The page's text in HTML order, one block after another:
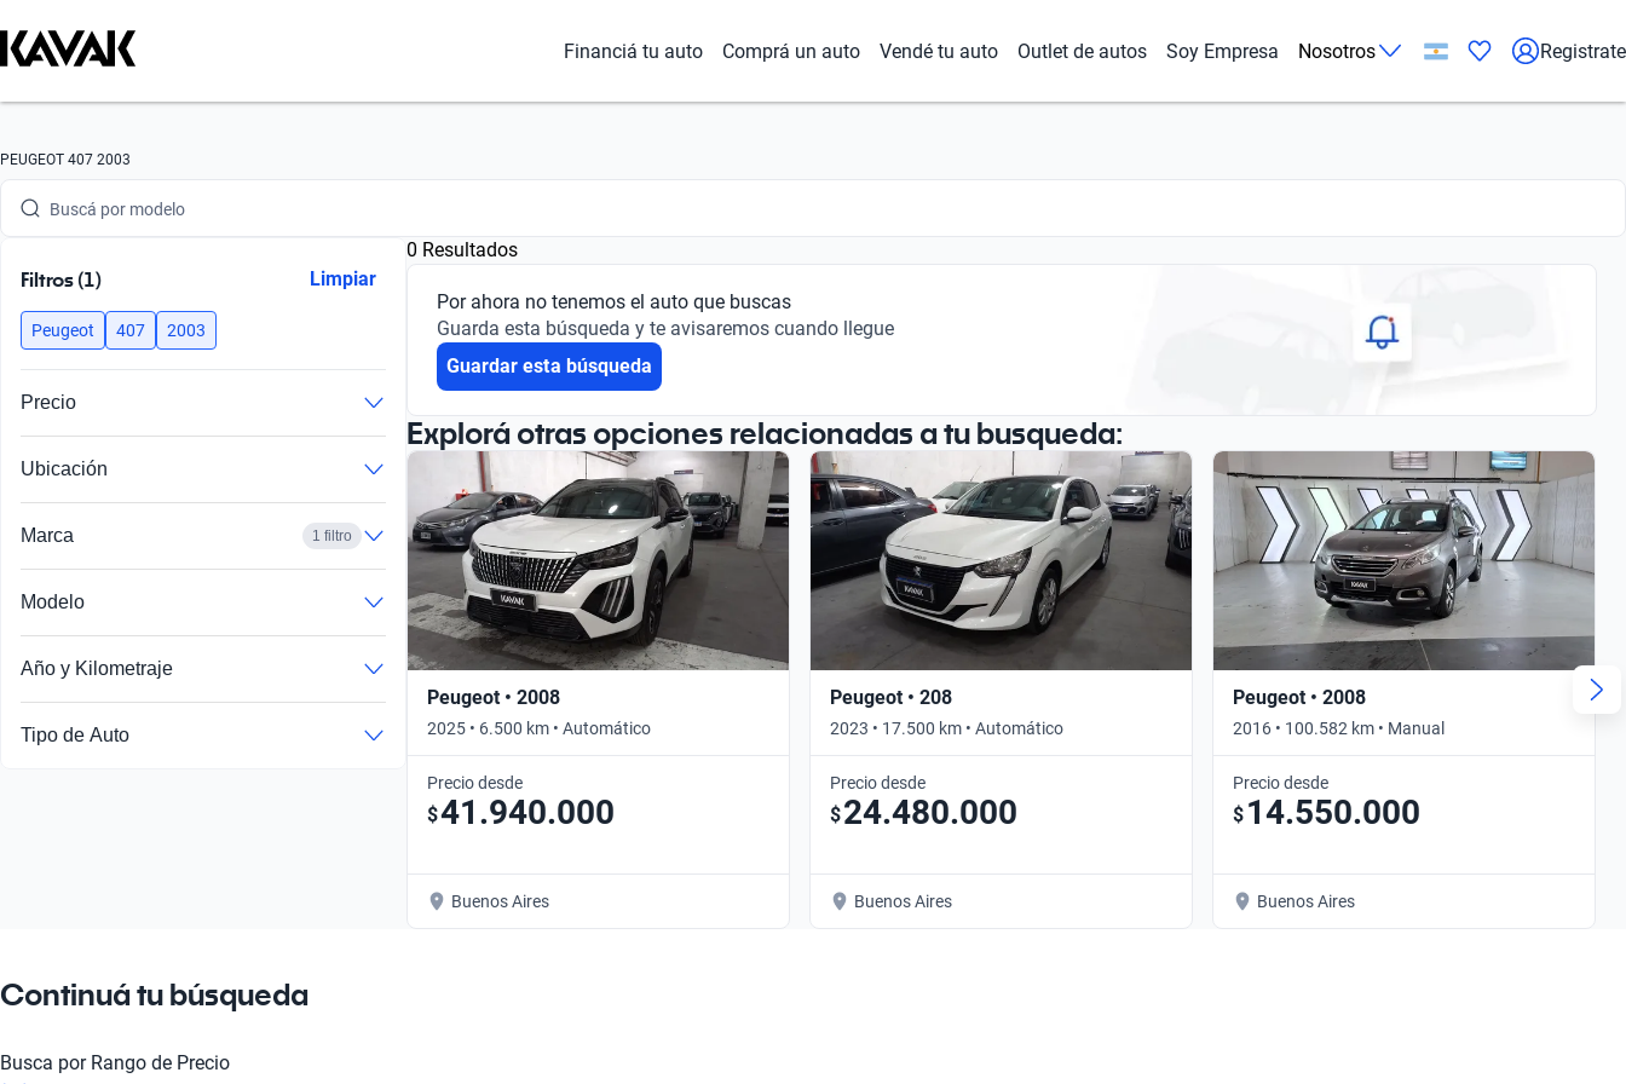
Financiá tu auto Comprá un auto Vendé tu auto Outlet de autos Soy Empresa Nosotros Registrate
PEUGEOT 407 2003
Buscá por marca
Buscá por modelo
Buscá por año
Buscá por marca
Buscá por versión
Buscá por año
Filtros (1) Limpiar
Peugeot 407 2003
Precio
Ubicación
Marca 1 filtro
Modelo
Año y Kilometraje
Tipo de Auto
0 Resultados
Por ahora no tenemos el auto que buscas
Guarda esta búsqueda y te avisaremos cuando llegue
Guardar esta búsqueda
Explorá otras opciones relacionadas a tu busqueda:
Peugeot • 2008
2025 • 6.500 km • Automático
Precio desde
$41.940.000
Buenos Aires
Peugeot • 208
2023 • 17.500 km • Automático
Precio desde
$24.480.000
Buenos Aires
Peugeot • 2008
2016 • 100.582 km • Manual
Precio desde
$ 14.550.000
Buenos Aires
Continuá tu búsqueda
Busca por Rango de Precio